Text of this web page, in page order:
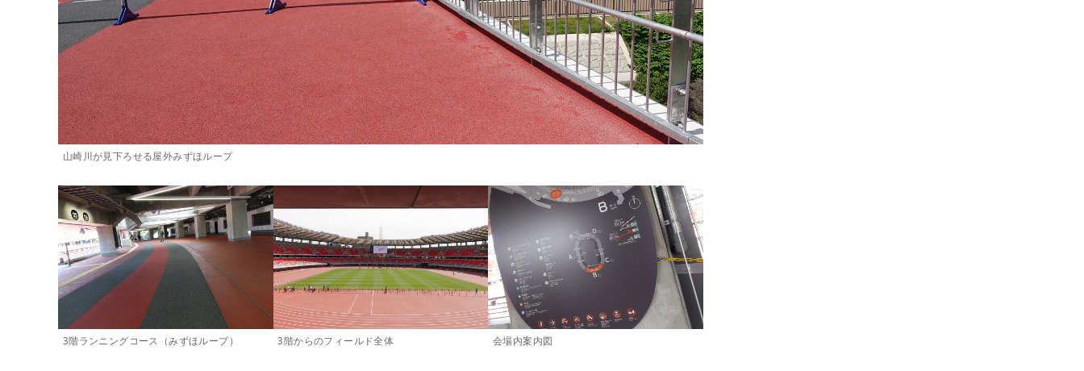
山崎川が見下ろせる屋外みずほループ
3階ランニングコース（みずほループ） 3階からのフィールド全体 会場内案内図